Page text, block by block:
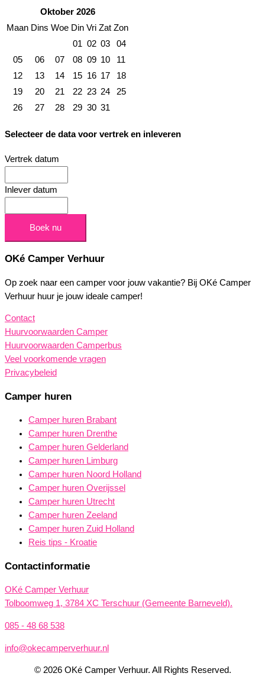
Oktober 2026
Maan Dins Woe Din Vri Zat Zon
01 02 03
04
05
06 07 08 09 10
11
12
13 14 15 16 17
18
19
20 21 22 23 24
25
26
27 28 29 30 31
Selecteer de data voor vertrek en inleveren
Vertrek datum
Inlever datum
OKé Camper Verhuur
Op zoek naar een camper voor jouw vakantie? Bij OKé Camper
Verhuur huur je jouw ideale camper!
Contact
Huurvoorwaarden Camper
Huurvoorwaarden Camperbus
Veel voorkomende vragen
Privacybeleid
Camper huren
Camper huren Brabant
Camper huren Drenthe
Camper huren Gelderland
Camper huren Limburg
Camper huren Noord Holland
Camper huren Overijssel
Camper huren Utrecht
Camper huren Zeeland
Camper huren Zuid Holland
Reis tips - Kroatie
Contactinformatie
OKé Camper Verhuur
Tolboomweg 1, 3784 XC Terschuur (Gemeente Barneveld).
085 - 48 68 538
info@okecamperverhuur.nl
© 2026 OKé Camper Verhuur. All Rights Reserved.